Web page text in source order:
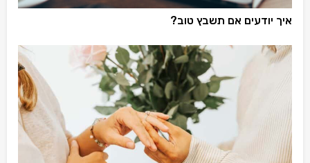
איך יודעים אם תשבץ טוב?